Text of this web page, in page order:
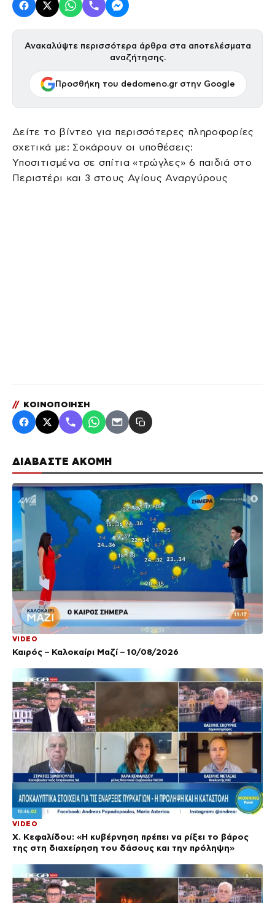
ΔΙΑΒΑΣΤΕ ΑΚΟΜΗ
VIDEO
Καιρός – Καλοκαίρι Μαζί – 10/08/2026
VIDEO
Χ. Κεφαλίδου: «Η κυβέρνηση πρέπει να ρίξει το βάρος
της στη διαχείρηση του δάσους και την πρόληψη»
Ανακαλύψτε περισσότερα άρθρα στα αποτελέσματα
αναζήτησης.
Προσθήκη του dedomeno.gr στην Google
Δείτε το βίντεο για περισσότερες πληροφορίες
σχετικά με: Σοκάρουν οι υποθέσεις:
Υποσιτισμένα σε σπίτια «τρώγλες» 6 παιδιά στο
Περιστέρι και 3 στους Αγίους Αναργύρους
// ΚΟΙΝΟΠΟΙΗΣΗ